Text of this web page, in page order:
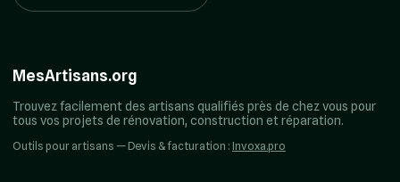
MesArtisans.org
Trouvez facilement des artisans qualifiés près de chez vous pour
tous vos projets de rénovation, construction et réparation.
Outils pour artisans — Devis & facturation : Invoxa.pro